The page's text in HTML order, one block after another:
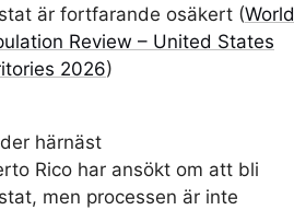
är fortfarande osäkert (World
Review – United States
2026)
härnäst
Rico har ansökt om att bli
men processen är inte